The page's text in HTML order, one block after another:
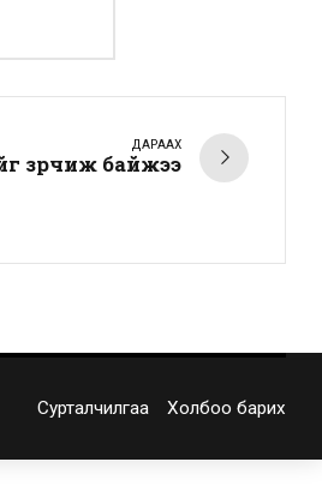
ДАРААХ
зөрчиж байжээ
Сурталчилгаа Холбоо барих